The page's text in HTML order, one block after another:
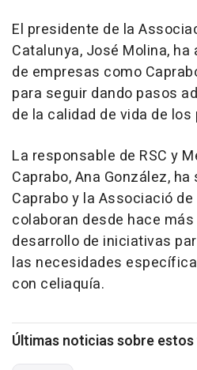
El presidente de la
Catalunya, José Molina,
de empresas como
para seguir dando pasos
de la calidad de vida de
La responsable de RSC y
Caprabo, Ana González,
Caprabo y la Associació
colaboran desde hace
desarrollo de iniciativas
las necesidades
con celiaquía.
Últimas noticias sobre